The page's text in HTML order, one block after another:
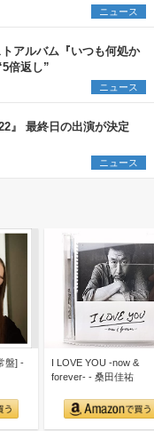
ニュース
アルバム『いつも何処か
倍返し”
ニュース
』 最終日の出演が決定
ニュース
盤] -
I LOVE YOU -now &
forever- - 桑田佳祐